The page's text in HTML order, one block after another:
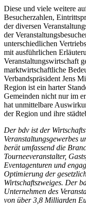
Diese und viele weitere
Besucherzahlen,
der diversen
der
unterschiedlichen
mit ausführlichen
Veranstaltungswirtschaft
marktwirtschaftliche
Verbandspräsident Jens
Region ist ein harter
Gemeinden nicht nur im
hat unmittelbare
der Region und ihre
Der bdv ist der
Veranstaltungsgewerbes
berät umfassend die
Tourneeveranstalter,
Eventagenturen und
Optimierung der
Wirtschaftszweiges. Der
Unternehmen des
von über 3,8 Milliarden